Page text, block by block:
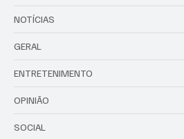
NOTÍCIAS
GERAL
ENTRETENIMENTO
OPINIÃO
SOCIAL